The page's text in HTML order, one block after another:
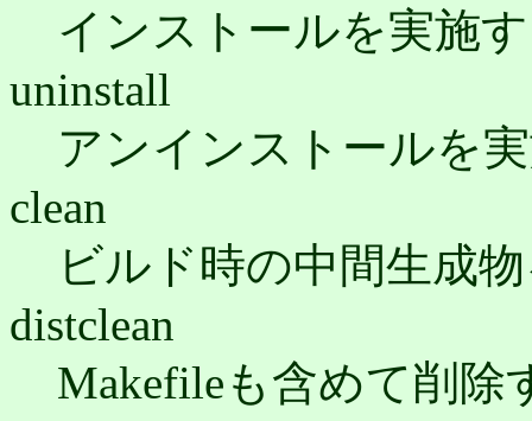
インストールを実施
uninstall
アンインストールを
clean
ビルド時の中間生成
distclean
Makefileも含めて削除